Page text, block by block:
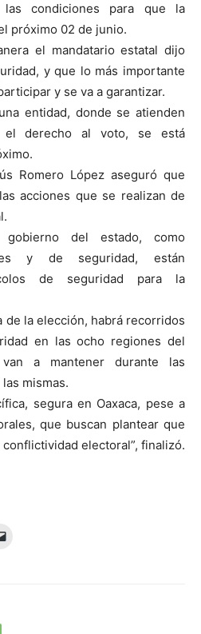
las condiciones para que la
próximo 02 de junio.
el mandatario estatal dijo
y que lo más importante
y se va a garantizar.
entidad, donde se atienden
el derecho al voto, se está
Romero López aseguró que
acciones que se realizan de
del estado, como
y de seguridad, están
de seguridad para la
de la elección, habrá recorridos
en las ocho regiones del
a mantener durante las
mismas.
segura en Oaxaca, pese a
que buscan plantear que
electoral”, finalizó.